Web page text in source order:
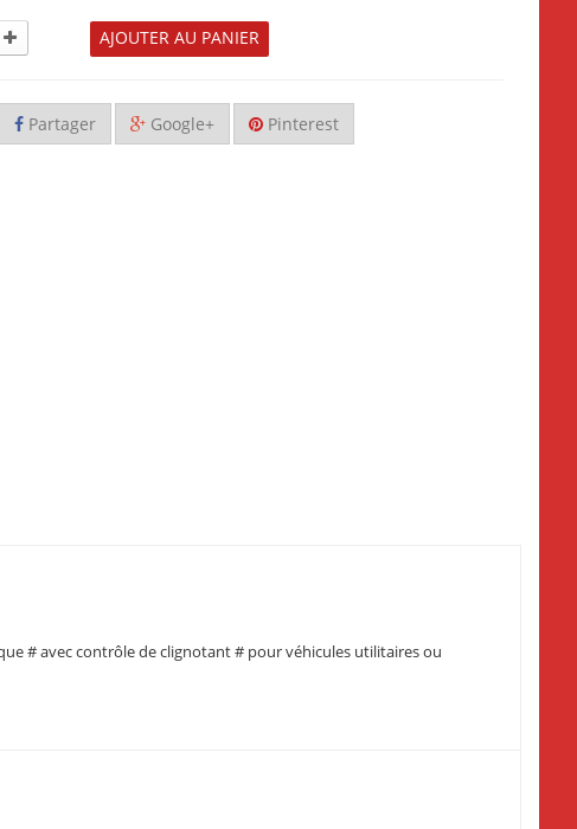
AJOUTER AU PANIER
Partager Google+ Pinterest
# avec contrôle de clignotant # pour véhicules utilitaires ou